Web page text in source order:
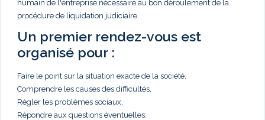
humain de l'entreprise nécessaire au bon déroulement de la
procédure de liquidation judiciaire.
Un premier rendez-vous est
organisé pour :
Faire le point sur la situation exacte de la société,
Comprendre les causes des difficultés,
Régler les problèmes sociaux,
Répondre aux questions éventuelles.